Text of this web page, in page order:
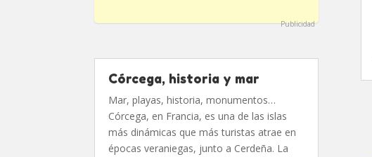
Publicidad
Córcega, historia y mar
Mar, playas, historia, monumentos…
Córcega, en Francia, es una de las islas
más dinámicas que más turistas atrae en
épocas veraniegas, junto a Cerdeña. La